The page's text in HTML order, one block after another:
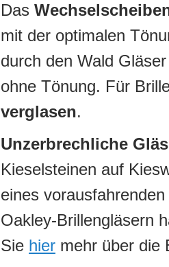
Das
mit der optimalen
durch den Wald
ohne Tönung. Für
verglasen.
Unzerbrechliche
Kieselsteinen auf
eines
Oakley-Brillengläsern
Sie hier mehr über die